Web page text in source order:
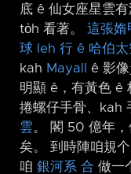
底 ê 仙女座星雲
to̍h 看著。 這張媠
球 leh 行 ê 哈伯太
kah Mayall
ê 影
明顯 ê，有黃色 ê
捲螺仔手骨、kah
雲。 閣 50 億年
矣。 到時陣咱規
咱 銀河系 合 做一